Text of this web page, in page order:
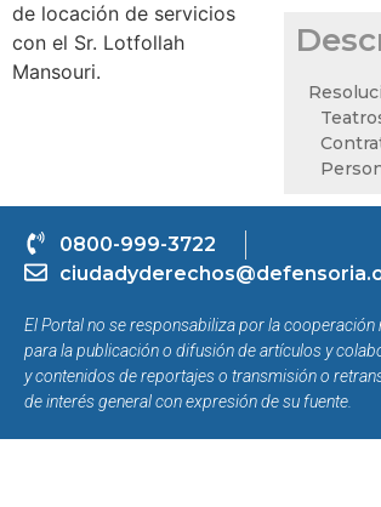
de locación de servicios
con el Sr. Lotfollah
Mansouri.
0800-999-3722
El Portal no se responsabiliza por la cooperación
para la publicación o difusión de artículos y
y contenidos de reportajes o transmisión o
de interés general con expresión de su fuente.